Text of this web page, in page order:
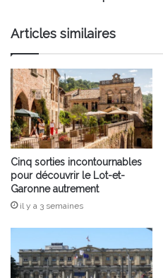
Articles similaires
Cinq sorties incontournables
pour découvrir le Lot-et-
Garonne autrement
il y a 3 semaines